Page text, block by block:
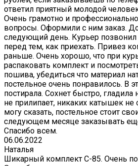
ответил приятный молодой
Очень грамотно и
вопросы. Оформили с ним заказ.
следующий день. Курьер позвонил
перед тем, как приехать. Привез
раньше. Очень хорошо, что при
распаковать комплект и
пошива, убедиться что материал
постельное очень понравилось. В
постирала. Сохнет быстро, гладила
не прилипает, никаких катышек не
могу сказать, постельное стоит
следующем месяце заказывать
Спасибо всем.
06.06.2022
Наталья
Шикарный комплект C-85. Очень